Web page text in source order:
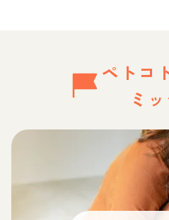
ペトコ
ミ